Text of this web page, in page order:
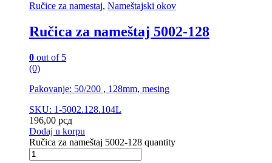
Ručice za namestaj, Nameštajski okov
Ručica za nameštaj 5002-128
0 out of 5
(0)
Pakovanje: 50/200 , 128mm, mesing
SKU: 1-5002.128.104L
196,00 рсд
Dodaj u korpu
Ručica za nameštaj 5002-128 quantity